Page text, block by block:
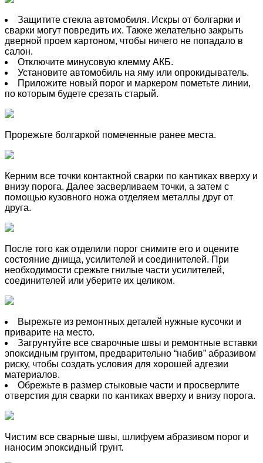
Защитите стекла автомобиля. Искры от болгарки и
сварки могут повредить их. Также желательно закрыть
дверной проем картоном, чтобы ничего не попадало в
салон.
Отключите минусовую клемму АКБ.
Установите автомобиль на яму или опрокидыватель.
Приложите новый порог и маркером пометьте линии,
по которым будете срезать старый.
Прорежьте болгаркой помеченные ранее места.
Керним все точки контактной сварки по кантиках вверху и
внизу порога. Далее засверливаем точки, а затем с
помощью кузовного ножа отделяем металлы друг от
друга.
После того как отделили порог снимите его и оцените
состояние днища, усилителей и соединителей. При
необходимости срежьте гнилые части усилителей,
соединителей или уберите их целиком.
Вырежьте из ремонтных деталей нужные кусочки и
приварите на место.
Загрунтуйте все сварочные швы и ремонтные вставки
эпоксидным грунтом, предварительно “набив” абразивом
риску, чтобы создать условия для хорошей адгезии
материалов.
Обрежьте в размер стыковые части и просверлите
отверстия для сварки по кантиках вверху и внизу порога.
Чистим все сварные швы, шлифуем абразивом порог и
наносим эпоксидный грунт.